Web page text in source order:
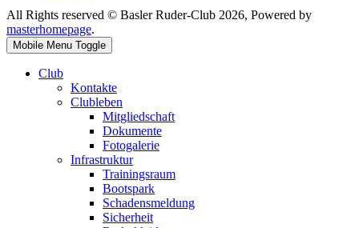
All Rights reserved © Basler Ruder-Club 2026, Powered by
masterhomepage.
Mobile Menu Toggle
Club
Kontakte
Clubleben
Mitgliedschaft
Dokumente
Fotogalerie
Infrastruktur
Trainingsraum
Bootspark
Schadensmeldung
Sicherheit